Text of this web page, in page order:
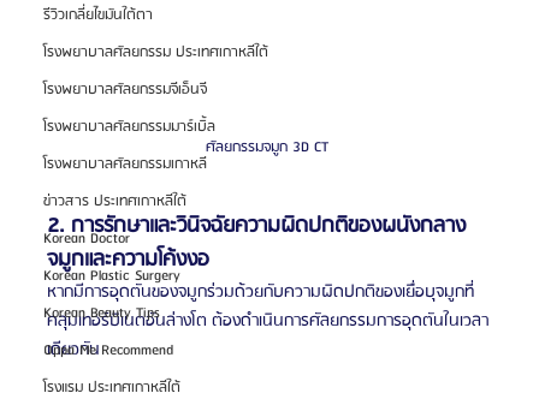
รีวิวเกลี่ยไขมันใต้ตา
โรงพยาบาลศัลยกรรม ประเทศเกาหลีใต้
โรงพยาบาลศัลยกรรมจีเอ็นจี
โรงพยาบาลศัลยกรรมมาร์เบิ้ล
โรงพยาบาลศัลยกรรมเกาหลี
ข่าวสาร ประเทศเกาหลีใต้
Korean Doctor
Korean Plastic Surgery
Korean Beauty Tips
Oppa Me Recommend
โรงแรม ประเทศเกาหลีใต้
ศัลยกรรมจมูก 3D CT
2. การรักษาและวินิจฉัยความผิดปกติของผนังกลาง
จมูกและความโค้งงอ
หากมีการอุดตันของจมูกร่วมด้วยกับความผิดปกติของเยื่อบุจมูกที่
คลุมเทอร์บิเนตอันล่างโต ต้องดำเนินการศัลยกรรมการอุดตันในเวลา
เดียวกัน